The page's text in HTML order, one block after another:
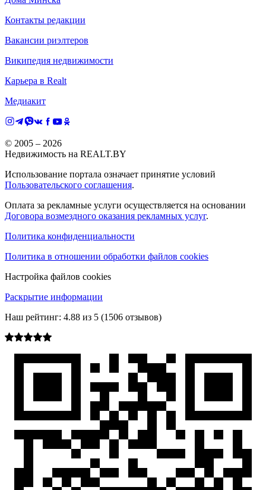
Контакты редакции
Вакансии риэлтеров
Википедия недвижимости
Карьера в Realt
Медиакит
© 2005 – 2026
Недвижимость на REALT.BY
Использование портала означает принятие условий
Пользовательского соглашения.
Оплата за рекламные услуги осуществляется на основании
Договора возмездного оказания рекламных услуг.
Политика конфиденциальности
Политика в отношении обработки файлов cookies
Настройка файлов cookies
Раскрытие информации
Наш рейтинг: 4.88 из 5 (1506 отзывов)